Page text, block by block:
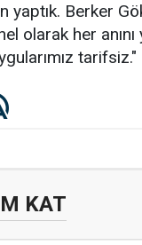
yaptık. Berker
olarak her
tarifsiz."
KAT